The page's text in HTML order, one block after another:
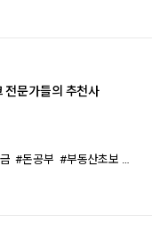
전문가들의 추천사
#돈공부 #부동산초보 #재